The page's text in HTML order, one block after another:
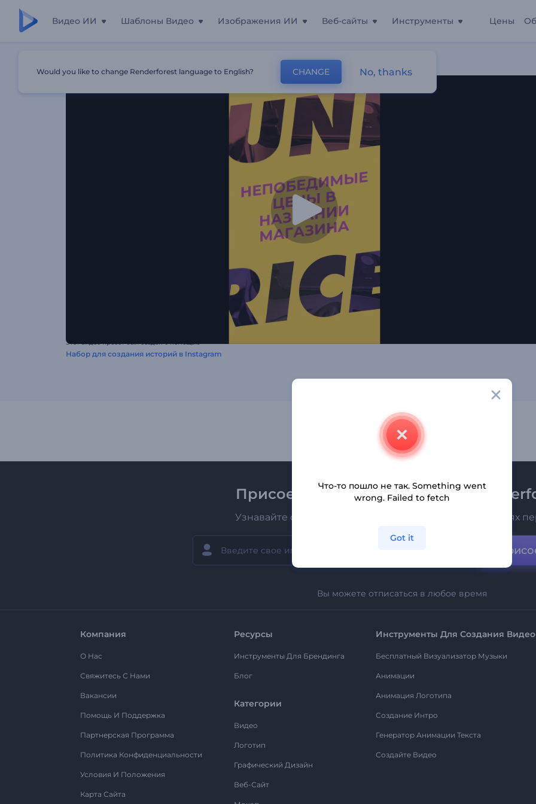
Видео ИИ Шаблоны Видео Изображения ИИ Веб-сайты Инструменты Цены
История В Instagram: Продвижение Продукта
Этот видео пресет был создан с помощью
Набор для создания историй в Instagram
Присоединяйтесь к рассылке
Узнавайте о последних новостях и новых предложениях
Вы можете отписаться в любое время
Компания
О Нас
Свяжитесь С Нами
Вакансии
Помощь И Поддержка
Партнерская Программа
Политика Конфиденциальности
Условия И Положения
Карта Сайта
Ресурсы
Инструменты Для Брендинга
Блог
Категории
Видео
Логотип
Графический Дизайн
Веб-Сайт
Инструменты Для Создания Видео
Бесплатный Визуализатор Музыки
Анимации
Анимация Логотипа
Создание Интро
Генератор Анимации Текста
Создайте Видео
Would you like to change Renderforest language to English? CHANGE No, thanks
Что-то пошло не так. Something went
wrong. Failed to fetch
Got it